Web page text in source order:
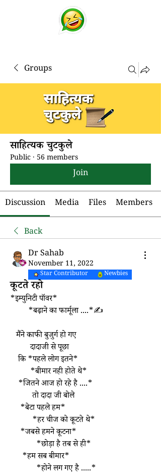
Groups
साहित्यक चुटकुले
Public · 56 members
Join
Discussion Media Files Members
Back
Dr Sahab
November 11, 2022
Star Contributor Newbies
कूटते रहो
*इम्युनिटी पॉवर*
         *बढ़ाने का फार्मूला ....*✍️
   मैंने काफी बुजुर्ग हो गए
          दादाजी से पूछा
    कि *पहले लोग इतने*
          *बीमार नही होते थे*
    *जितने आज हो रहे है ....*
           तो दादा जी बोले
     *बेटा पहले हम*
           *हर चीज को कूटते थे*
     *जबसे हमने कूटना*
             *छोड़ा है तब से ही*
      *हम सब बीमार*
             *होने लग गए है .....*